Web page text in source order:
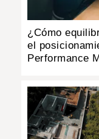
¿Cómo
el
Performance